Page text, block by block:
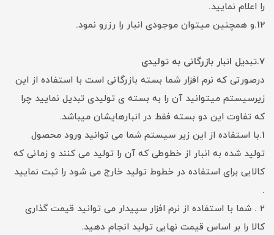
را اعلام نمایید.
12.و همچنین میتوان موجودی انبار را رزرو نمود.
7.تبدیل انبار بازرگانی به تولیدی
درصورتی که نرم افزار شما بسته بازرگانی است با استفاده از این
زیرسیستم میتوانید آن را به بسته ی تولیدی تبدیل نمایید چرا
که تفاوت این دو بسته فقط در انبارهایشان میباشد.
1.با استفاده از این زیر سیستم شما می توانید ورود محصول
تولید شده به انبار از خطوطی که آن را تولید می کنند و زمانی که
کالایی برای استفاده در خطوط تولید خارج می شود را ثبت نمایید
.
۲ . شما با استفاده از نرم افزار سپیدار می توانید قیمت گذاری
کالا را بر اساس قیمت نهایی تولید انجام دهید.